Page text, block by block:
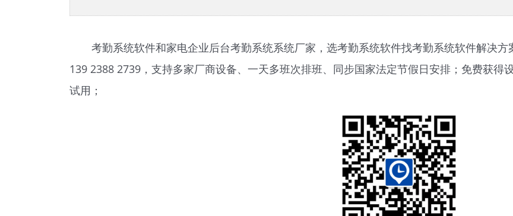
考勤系统软件和家电企业后台考勤系统系统厂家，选考勤系统软件找考勤系统软件解决方
139 2388 2739，支持多家厂商设备、一天多班次排班、同步国家法定节假日安排；免费获得
试用；